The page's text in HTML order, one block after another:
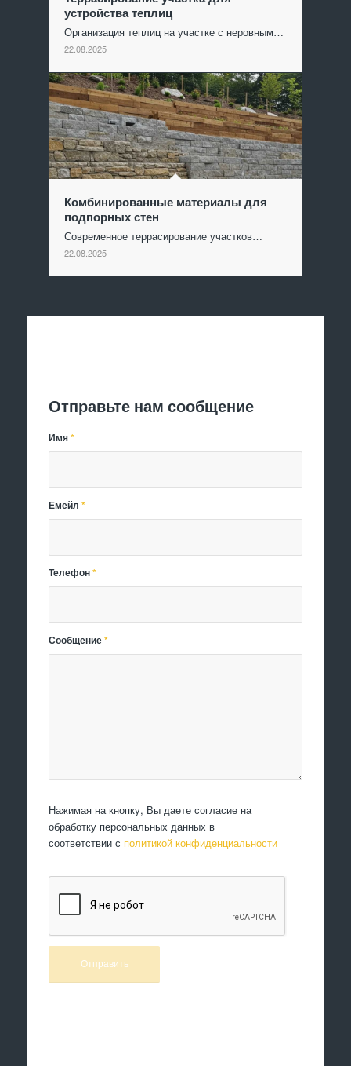
устройства теплиц
Организация теплиц на участке с неровным…
22.08.2025
Комбинированные материалы для
подпорных стен
Современное террасирование участков…
22.08.2025
Отправьте нам сообщение
Имя*
Емейл*
Телефон*
Сообщение*
Нажимая на кнопку, Вы даете согласие на
обработку персональных данных в
соответствии с политикой конфиденциальности